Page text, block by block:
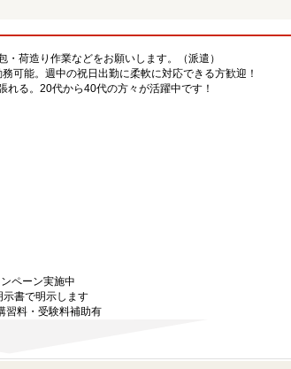
荷造り作業などをお願いします。（派遣）
可能。週中の祝日出勤に柔軟に対応できる方歓迎！
れる。20代から40代の方々が活躍中です！
ペーン実施中
書で明示します
習料・受験料補助有